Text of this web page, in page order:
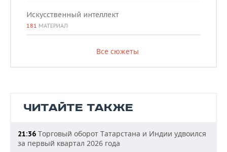
Искусственный интеллект
181 МАТЕРИАЛ
Все сюжеты
ЧИТАЙТЕ ТАКЖЕ
21:36 Торговый оборот Татарстана и Индии удвоился
за первый квартал 2026 года